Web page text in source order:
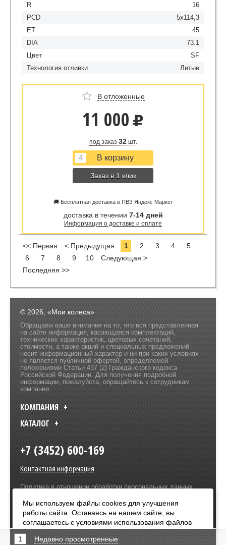
R
16
PCD
5x114,3
ET
45
DIA
73.1
Цвет
SF
Технология отливки
Литые
В отложенные
11 000 u
под заказ 32шт.
Заказ в 1 клик
🚚 Бесплатная доставка в ПВЗ Яндекс Маркет
доставка в течении 7-14 дней
Информация о доставке и оплате
<< Первая < Предыдущая 1 2 3 4
5
6
7 8 9 10
Следующая >
Последняя >>
© 2026, «Мои колеса»
Обращаем ваше внимание на то, что вся представленная
на сайте информация, касающаяся комплектаций,
технических характеристик, цветовых сочетаний,
стоимости, а также акций и специальных предложений
носит информационный характер и ни при каких условиях
не является публичной офертой, определяемой
положениями Статьи 437 (2) Гражданского кодекса
Российской Федерации. Для получения подробной
информации, пожалуйста, обращайтесь к сотрудникам
компании.
КОМПАНИЯ
Оплата:
КАТАЛОГ
+7 (3452) 600-169
Контактная информация
Политика в отношении обработки персональных данных
1 Недавно просмотренные
Мы используем файлы cookies для улучшения
работы сайта. Оставаясь на нашем сайте, вы
соглашаетесь с условиями использования файлов
cookies. Чтобы ознакомиться с нашими Положениями
о конфиденциальности и об использовании файлов